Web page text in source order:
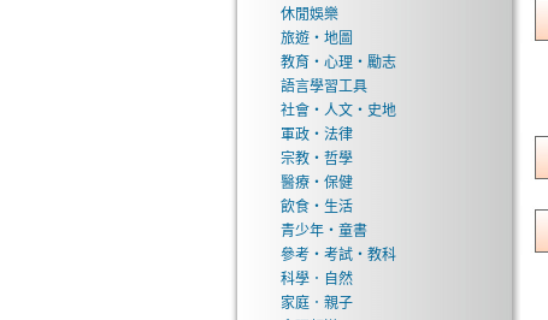
休閒娛樂
旅遊‧地圖
教育‧心理‧勵志
語言學習工具
社會‧人文‧史地
軍政‧法律
宗教‧哲學
醫療‧保健
飲食‧生活
青少年‧童書
參考‧考試‧教科
科學．自然
家庭．親子